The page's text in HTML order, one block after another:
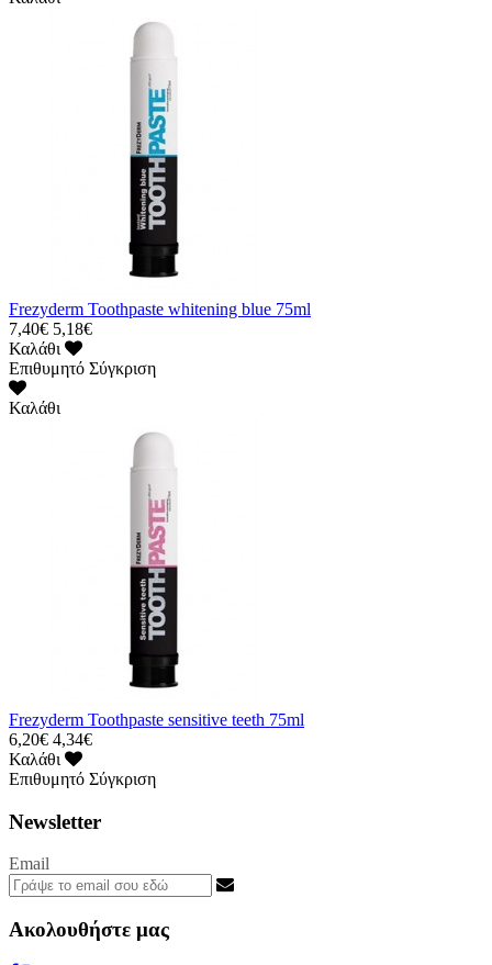
Frezyderm Toothpaste whitening blue 75ml
7,40€ 5,18€
Καλάθι
Επιθυμητό Σύγκριση
Καλάθι
Frezyderm Toothpaste sensitive teeth 75ml
6,20€ 4,34€
Καλάθι
Επιθυμητό Σύγκριση
Newsletter
Email
Ακολουθήστε μας